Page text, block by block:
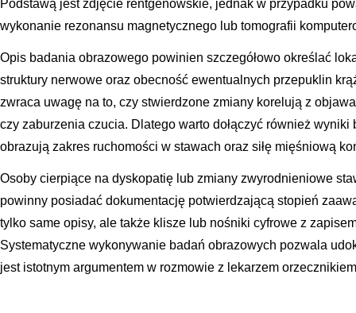
Podstawą jest zdjęcie rentgenowskie, jednak w przypadku
wykonanie rezonansu magnetycznego lub tomografii
Opis badania obrazowego powinien szczegółowo określać
struktury nerwowe oraz obecność ewentualnych przepuklin
zwraca uwagę na to, czy stwierdzone zmiany korelują z
czy zaburzenia czucia. Dlatego warto dołączyć również
obrazują zakres ruchomości w stawach oraz siłę mięśniową
Osoby cierpiące na dyskopatię lub zmiany zwyrodnieniowe
powinny posiadać dokumentację potwierdzającą stopień
tylko same opisy, ale także klisze lub nośniki cyfrowe z
Systematyczne wykonywanie badań obrazowych pozwala
jest istotnym argumentem w rozmowie z lekarzem